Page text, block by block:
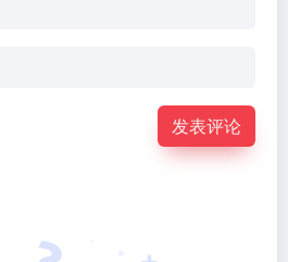
发表评论